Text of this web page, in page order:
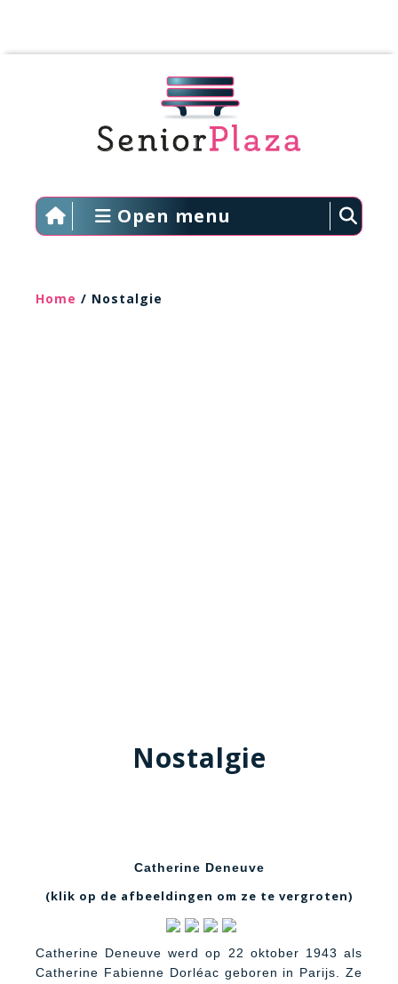
Open menu
Home / Nostalgie
Nostalgie
Catherine Deneuve
(klik op de afbeeldingen om ze te vergroten)
Catherine Deneuve werd op 22 oktober 1943 als
Catherine Fabienne Dorléac geboren in Parijs. Ze